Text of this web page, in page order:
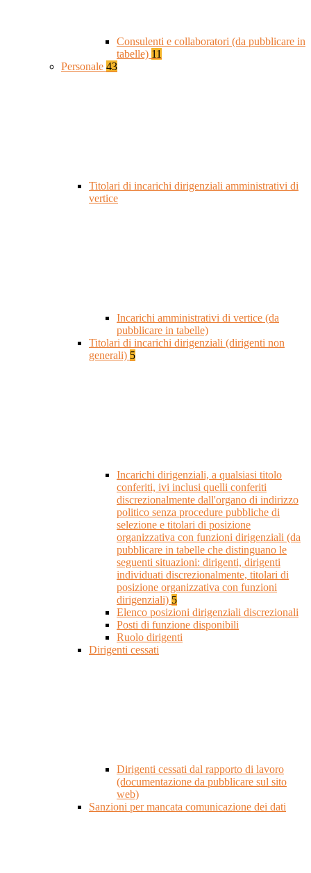
Consulenti e collaboratori (da pubblicare in
tabelle) 11
Personale 43
Titolari di incarichi dirigenziali amministrativi di
vertice
Incarichi amministrativi di vertice (da
pubblicare in tabelle)
Titolari di incarichi dirigenziali (dirigenti non
generali) 5
Incarichi dirigenziali, a qualsiasi titolo
conferiti, ivi inclusi quelli conferiti
discrezionalmente dall'organo di indirizzo
politico senza procedure pubbliche di
selezione e titolari di posizione
organizzativa con funzioni dirigenziali (da
pubblicare in tabelle che distinguano le
seguenti situazioni: dirigenti, dirigenti
individuati discrezionalmente, titolari di
posizione organizzativa con funzioni
dirigenziali) 5
Elenco posizioni dirigenziali discrezionali
Posti di funzione disponibili
Ruolo dirigenti
Dirigenti cessati
Dirigenti cessati dal rapporto di lavoro
(documentazione da pubblicare sul sito
web)
Sanzioni per mancata comunicazione dei dati